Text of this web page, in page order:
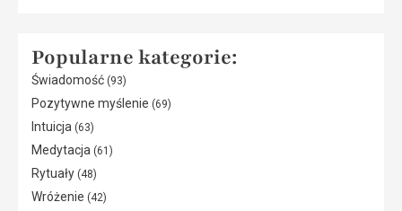
Popularne kategorie:
Świadomość (93)
Pozytywne myślenie (69)
Intuicja (63)
Medytacja (61)
Rytuały (48)
Wróżenie (42)